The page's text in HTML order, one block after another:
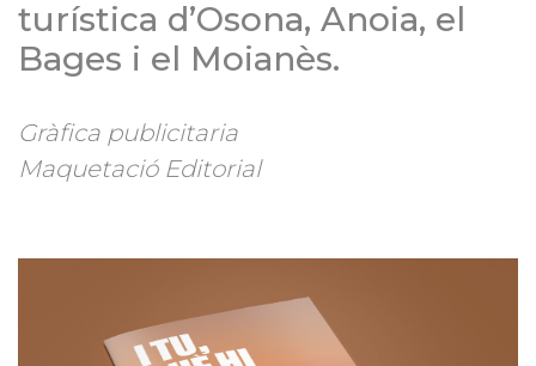
turística d’Osona, Anoia, el
Bages i el Moianès.
Gràfica publicitaria
Maquetació Editorial